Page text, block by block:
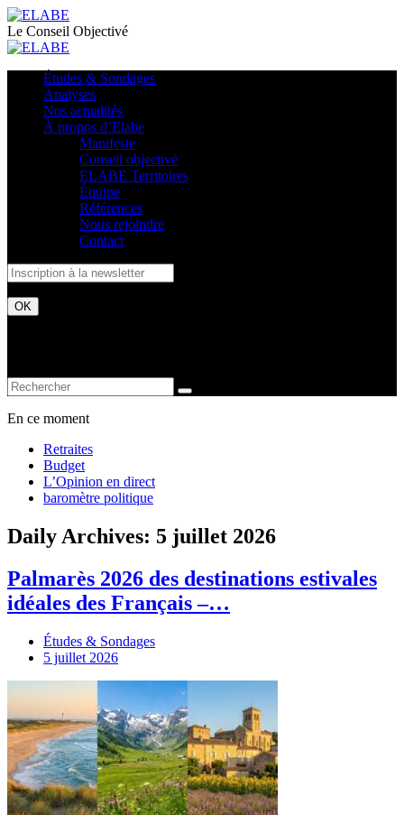
Le Conseil Objectivé
Études & Sondages
Analyses
Nos actualités
À propos d’Elabe
Manifeste
Conseil objectivé
ELABE Territoires
Équipe
Références
Nous rejoindre
Contact
En ce moment
Retraites
Budget
L’Opinion en direct
baromètre politique
Daily Archives: 5 juillet 2026
Palmarès 2026 des destinations estivales
idéales des Français –…
Études & Sondages
5 juillet 2026